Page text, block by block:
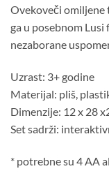
Ovekoveči omiljene
ga u posebnom
nezaborane
Uzrast: 3+ godine
Materijal: pliš,
Dimenzije: 12 x 28
Set sadrži:
* potrebne su 4 AA